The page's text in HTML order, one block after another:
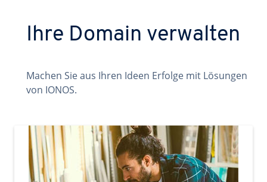
Ihre Domain verwalten
Machen Sie aus Ihren Ideen Erfolge mit Lösungen
von IONOS.